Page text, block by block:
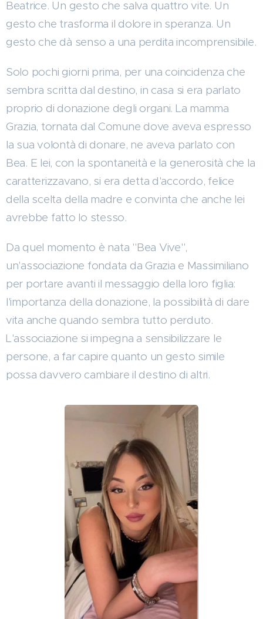
Beatrice. Un gesto che salva quattro vite. Un
gesto che trasforma il dolore in speranza. Un
gesto che dà senso a una perdita incomprensibile.
Solo pochi giorni prima, per una coincidenza che
sembra scritta dal destino, in casa si era parlato
proprio di donazione degli organi. La mamma
Grazia, tornata dal Comune dove aveva espresso
la sua volontà di donare, ne aveva parlato con
Bea. E lei, con la spontaneità e la generosità che la
caratterizzavano, si era detta d'accordo, felice
della scelta della madre e convinta che anche lei
avrebbe fatto lo stesso.
Da quel momento è nata "Bea Vive",
un'associazione fondata da Grazia e Massimiliano
per portare avanti il messaggio della loro figlia:
l'importanza della donazione, la possibilità di dare
vita anche quando sembra tutto perduto.
L'associazione si impegna a sensibilizzare le
persone, a far capire quanto un gesto simile
possa davvero cambiare il destino di altri.